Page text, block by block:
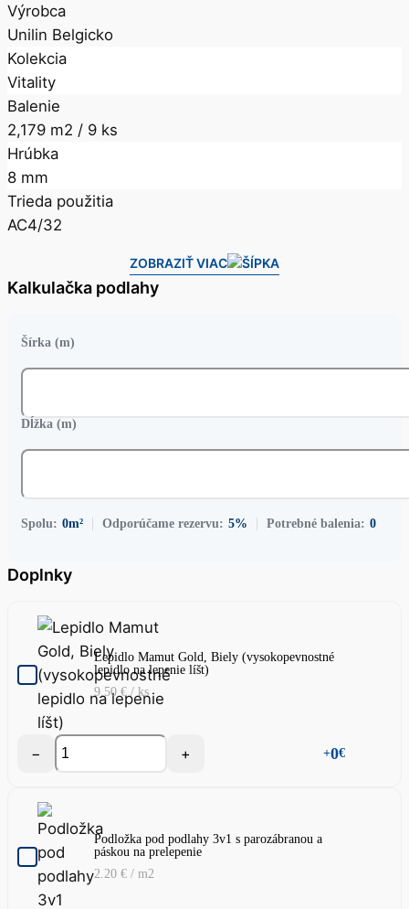
Výrobca
Unilin Belgicko
Kolekcia
Vitality
Balenie
2,179 m2 / 9 ks
Hrúbka
8 mm
Trieda použitia
AC4/32
ZOBRAZIŤ VIAC
Kalkulačka podlahy
Šírka (m)
Dĺžka (m)
Spolu: 0m² Odporúčame rezervu: 5% Potrebné balenia: 0
Doplnky
Lepidlo Mamut Gold, Biely (vysokopevnostné
lepidlo na lepenie líšt)
9.50 €/ ks
− + +0€
Podložka pod podlahy 3v1 s parozábranou a
páskou na prelepenie
2.20 €/ m2